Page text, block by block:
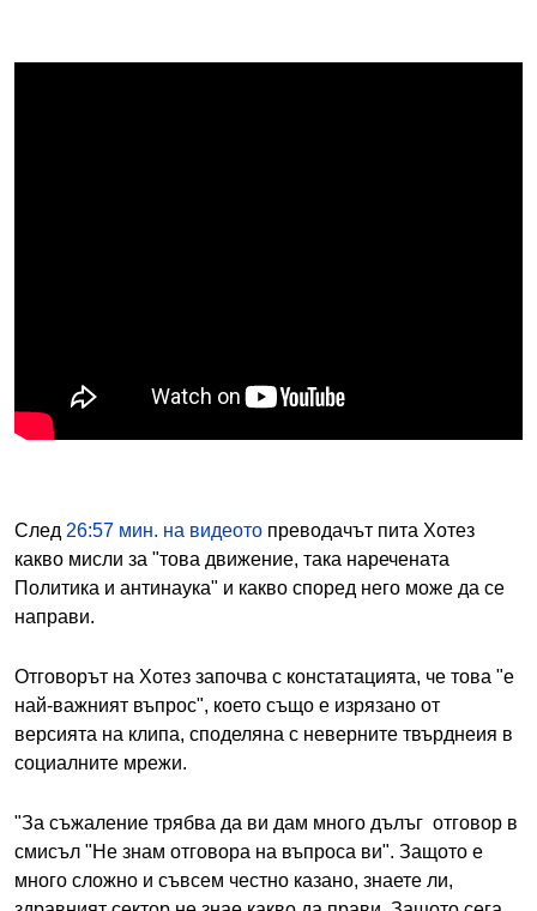
След 26:57 мин. на видеото преводачът пита Хотез
какво мисли за "това движение, така наречената
Политика и антинаука" и какво според него може да се
направи.
Отговорът на Хотез започва с констатацията, че това "е
най-важният въпрос", което също е изрязано от
версията на клипа, споделяна с неверните твърднеия в
социалните мрежи.
"За съжаление трябва да ви дам много дълъг отговор в
смисъл "Не знам отговора на въпроса ви". Защото е
много сложно и съвсем честно казано, знаете ли,